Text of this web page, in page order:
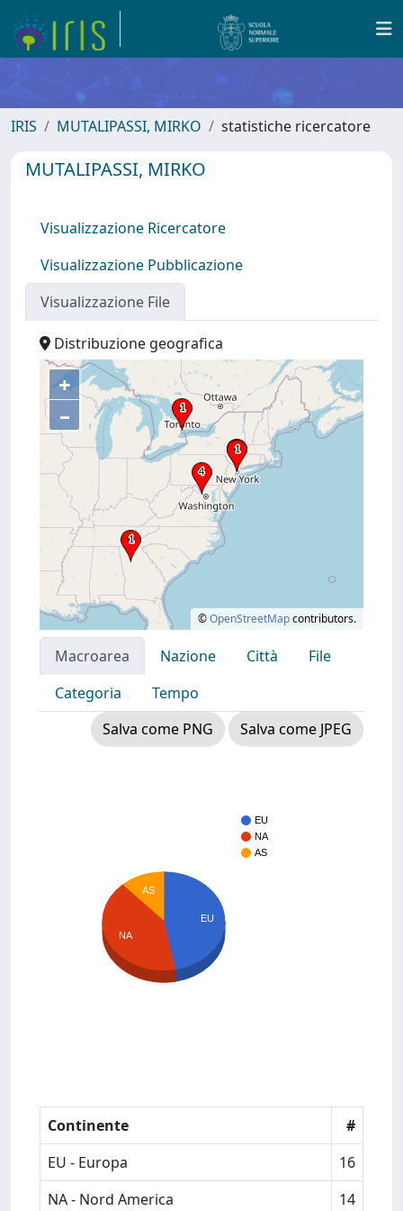
IRIS MUTALIPASSI, MIRKO statistiche ricercatore
MUTALIPASSI, MIRKO
Visualizzazione Ricercatore
Visualizzazione Pubblicazione
Visualizzazione File
Distribuzione geografica
+
–
©OpenStreetMapcontributors.
Macroarea Nazione Città
File
Categoria
Tempo
Salva come PNG
Salva come JPEG
EU
NA
AS
EU
AS
NA
Continente
#
EU - Europa
16
NA - Nord America
14